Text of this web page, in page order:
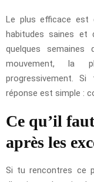
Le plus efficace est
habitudes saines et
quelques
mouvement, la
progressivement.
réponse est simple :
Ce qu’il
après les
Si tu rencontres ce